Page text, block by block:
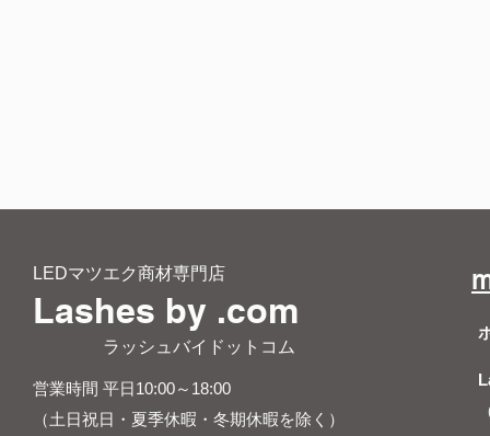
LEDマツエク商材専門店
Lashes by .com
​ ラッシュバイドットコム
営業時間 平日10:00～18:00
（土日祝日・夏季休暇・冬期休暇を除く）